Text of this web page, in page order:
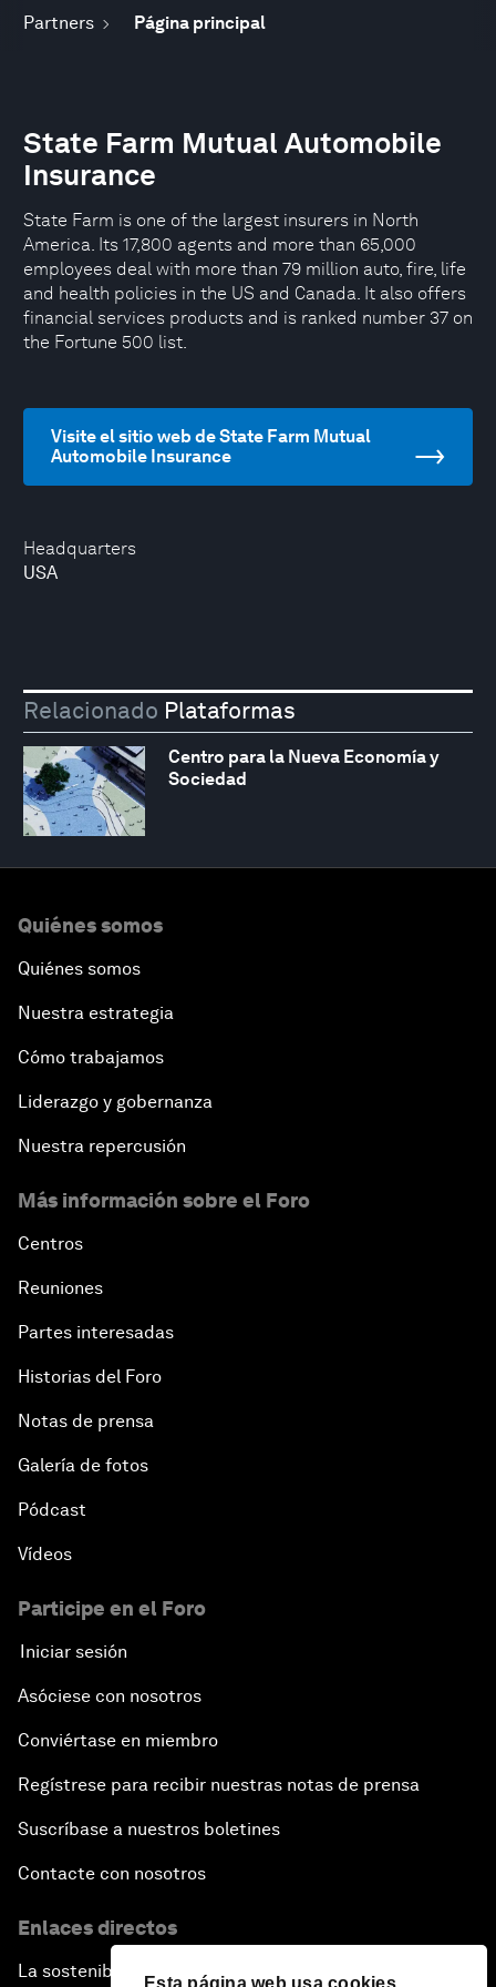
Esta página web usa cookies
Partners Página principal
Headquarters
USA
State Farm Mutual Automobile
Insurance
State Farm is one of the largest insurers in North
America. Its 17,800 agents and more than 65,000
employees deal with more than 79 million auto, fire, life
and health policies in the US and Canada. It also offers
financial services products and is ranked number 37 on
the Fortune 500 list.
Visite el sitio web de State Farm Mutual
Automobile Insurance
Relacionado Plataformas
Centro para la Nueva Economía y
Sociedad
Quiénes somos
Quiénes somos
Nuestra estrategia
Cómo trabajamos
Liderazgo y gobernanza
Nuestra repercusión
Más información sobre el Foro
Centros
Reuniones
Partes interesadas
Historias del Foro
Notas de prensa
Galería de fotos
Pódcast
Vídeos
Participe en el Foro
Iniciar sesión
Asóciese con nosotros
Conviértase en miembro
Regístrese para recibir nuestras notas de prensa
Suscríbase a nuestros boletines
Contacte con nosotros
Enlaces directos
La sostenibilidad en el Foro